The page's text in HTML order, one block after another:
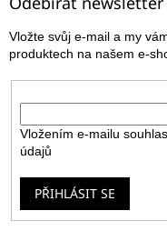
Vložte svůj e-mail a my
produktech na našem e-
Vložením e-mailu
údajů
PŘIHLÁSIT SE